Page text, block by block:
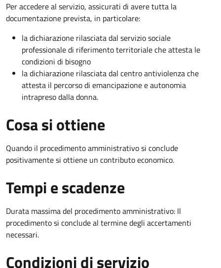
Per accedere al servizio, assicurati di avere tutta la
documentazione prevista, in particolare:
la dichiarazione rilasciata dal servizio sociale
professionale di riferimento territoriale che attesta le
condizioni di bisogno
la dichiarazione rilasciata dal centro antiviolenza che
attesta il percorso di emancipazione e autonomia
intrapreso dalla donna.
Cosa si ottiene
Quando il procedimento amministrativo si conclude
positivamente si ottiene un contributo economico.
Tempi e scadenze
Durata massima del procedimento amministrativo: Il
procedimento si conclude al termine degli accertamenti
necessari.
Condizioni di servizio